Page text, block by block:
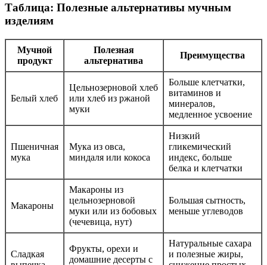
Таблица: Полезные альтернативы мучным
изделиям
Мучной
продукт
Полезная
альтернатива
Преимущества
Белый хлеб
Цельнозерновой хлеб
или хлеб из ржаной
муки
Больше клетчатки,
витаминов и
минералов,
медленное усвоение
Пшеничная
мука
Мука из овса,
миндаля или кокоса
Низкий
гликемический
индекс, больше
белка и клетчатки
Макароны
Макароны из
цельнозерновой
муки или из бобовых
(чечевица, нут)
Большая сытность,
меньше углеводов
Сладкая
Фрукты, орехи и
домашние десерты с
Натуральные сахара
и полезные жиры,